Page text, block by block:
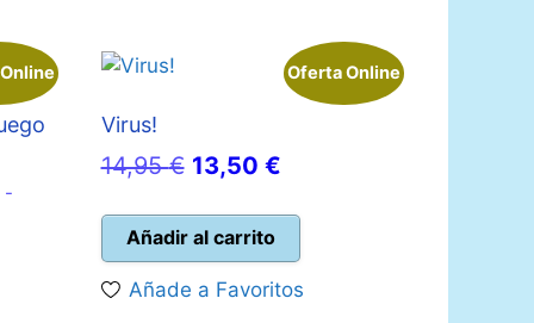
-
Oferta Online
Virus!
14,95€ El
original
era:
14,95 €.
13,50 €El
es:
13,50 €.
Añadir al carrito
Añade a Favoritos